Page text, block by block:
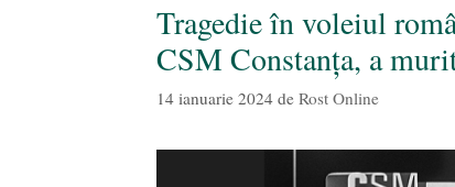
Tragedie în voleiul
CSM Constanța, a
14 ianuarie 2024 de Rost Online